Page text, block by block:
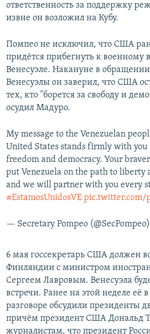
ответственность за поддержку
извне он возложил на Кубу.
Помпео не исключил, что США
придётся прибегнуть к военному
Венесуэле. Накануне в
Венесуэлы он заверил, что США
тех, кто "борется за свободу и
осудил Мадуро.
My message to the Venezuelan
United States stands firmly with you
freedom and democracy. Your
put Venezuela on the path to liberty
and we will partner with you every
#EstamosUnidosVE pic.twitter.com/
— Secretary Pompeo (@SecPompeo)
6 мая госсекретарь США должен
Финляндии с министром
Сергеем Лавровым. Венесуэла
встречи. Ранее на этой неделе её
разговоре обсудили президенты
причём президент США Дональд
журналистам, что президент